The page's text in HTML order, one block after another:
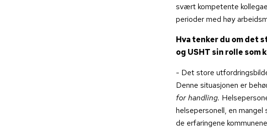
svært kompetente
perioder med høy
Hva tenker du om det
og USHT sin rolle som
- Det store
Denne situasjonen er
for handling.
helsepersonell, en
de erfaringene